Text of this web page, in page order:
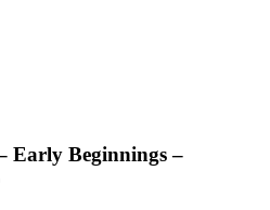
Early Beginnings –